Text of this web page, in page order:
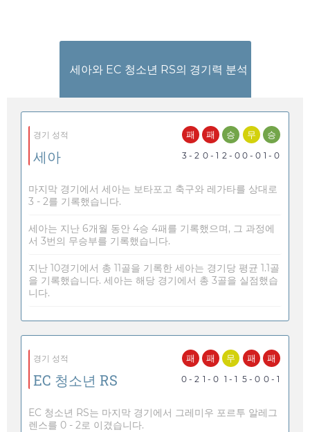
세아와 EC 청소년 RS의 경기력 분석
경기 성적
세아
패
3 - 2
패
0 - 1
승
2 - 0
무
0 - 0
승
1 - 0
마지막 경기에서 세아는 보타포고 축구와 레가타를 상대로
3 - 2를 기록했습니다.
세아는 지난 6개월 동안 4승 4패를 기록했으며, 그 과정에
서 3번의 무승부를 기록했습니다.
지난 10경기에서 총 11골을 기록한 세아는 경기당 평균 1.1골
을 기록했습니다. 세아는 해당 경기에서 총 3골을 실점했습
니다.
경기 성적
EC 청소년 RS
패
0 - 2
패
1 - 0
무
1 - 1
패
5 - 0
패
0 - 1
EC 청소년 RS는 마지막 경기에서 그레미우 포르투 알레그
렌스를 0 - 2로 이겼습니다.